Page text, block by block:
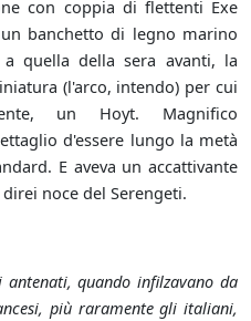
con coppia di flettenti Exe
banchetto di legno marino
quella della sera avanti, la
(l'arco, intendo) per cui
un Hoyt. Magnifico
d'essere lungo la metà
E aveva un accattivante
noce del Serengeti.
quando infilzavano da
più raramente gli italiani,